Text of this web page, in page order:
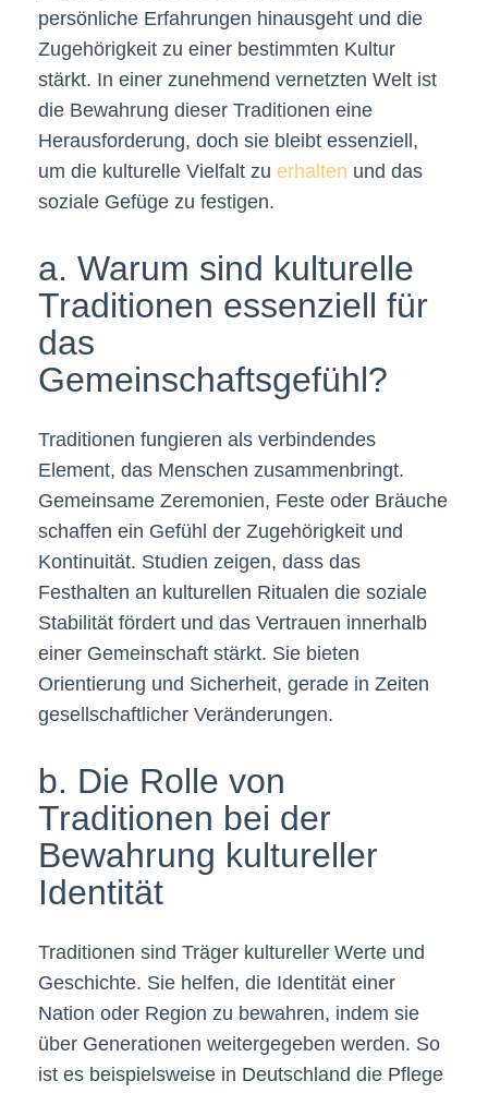
persönliche Erfahrungen hinausgeht und die
Zugehörigkeit zu einer bestimmten Kultur
stärkt. In einer zunehmend vernetzten Welt ist
die Bewahrung dieser Traditionen eine
Herausforderung, doch sie bleibt essenziell,
um die kulturelle Vielfalt zu erhalten und das
soziale Gefüge zu festigen.
a. Warum sind kulturelle
Traditionen essenziell für
das
Gemeinschaftsgefühl?
Traditionen fungieren als verbindendes
Element, das Menschen zusammenbringt.
Gemeinsame Zeremonien, Feste oder Bräuche
schaffen ein Gefühl der Zugehörigkeit und
Kontinuität. Studien zeigen, dass das
Festhalten an kulturellen Ritualen die soziale
Stabilität fördert und das Vertrauen innerhalb
einer Gemeinschaft stärkt. Sie bieten
Orientierung und Sicherheit, gerade in Zeiten
gesellschaftlicher Veränderungen.
b. Die Rolle von
Traditionen bei der
Bewahrung kultureller
Identität
Traditionen sind Träger kultureller Werte und
Geschichte. Sie helfen, die Identität einer
Nation oder Region zu bewahren, indem sie
über Generationen weitergegeben werden. So
ist es beispielsweise in Deutschland die Pflege